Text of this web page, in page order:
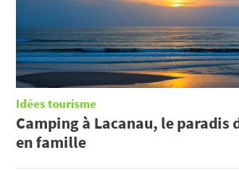
Idées tourisme
Camping à Lacanau, le paradis
en famille